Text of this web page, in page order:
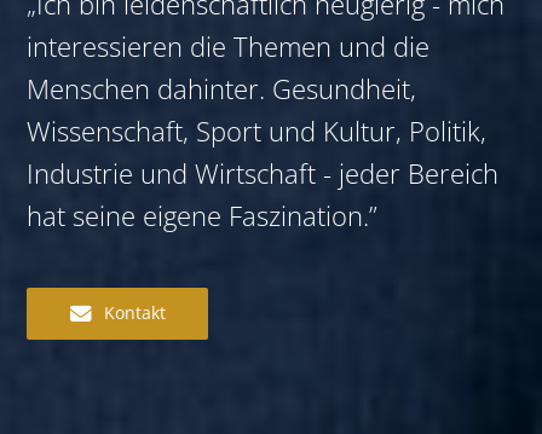
interessieren die Themen und die
Menschen dahinter. Gesundheit,
Wissenschaft, Sport und Kultur, Politik,
Industrie und Wirtschaft - jeder Bereich
hat seine eigene Faszination.”
Kontakt